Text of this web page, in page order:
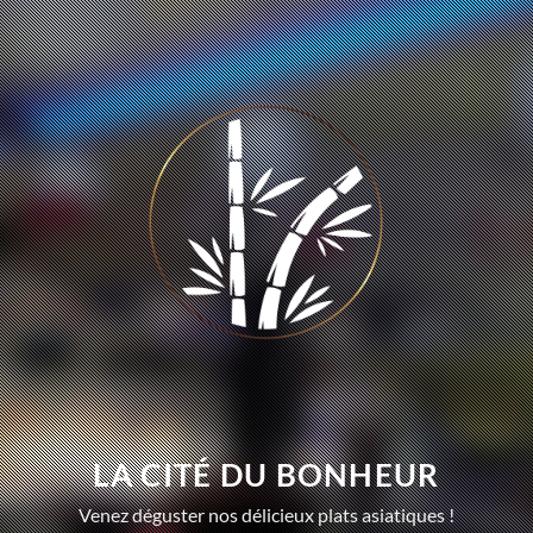
LA CITÉ DU BONHEUR
Venez déguster nos délicieux plats asiatiques !